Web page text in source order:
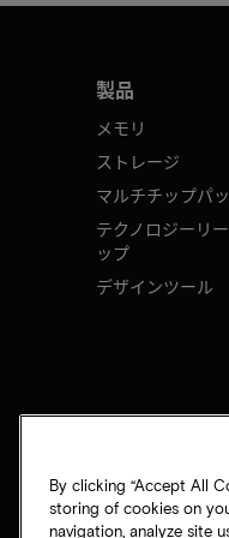
製品
メモリ
ストレージ
マルチチップパ
テクノロジーリ
ップ
デザインツール
By clicking “Accept All
storing of cookies on
navigation, analyze site